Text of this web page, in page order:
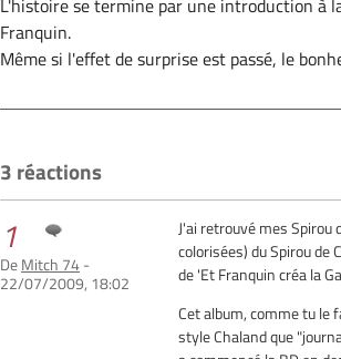
L'histoire se termine par une introduction à
Franquin.
Même si l'effet de surprise est passé, le
3 réactions
1
DeMitch 74-
22/07/2009, 18:02
J'ai retrouvé mes Spirou
colorisées) du Spirou de
de 'Et Franquin créa la
Cet album, comme tu le
style Chaland que